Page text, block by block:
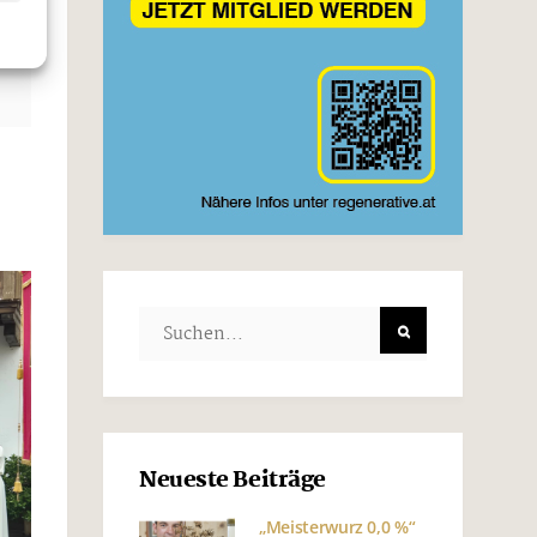
Neueste Beiträge
„Meisterwurz 0,0 %“